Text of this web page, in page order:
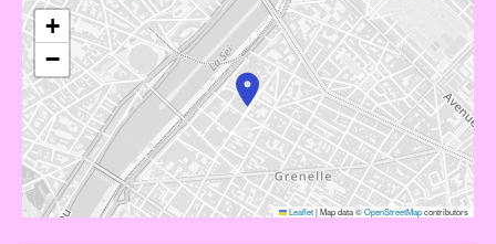
+
−
Leaflet|Map data ©OpenStreetMapcontributors